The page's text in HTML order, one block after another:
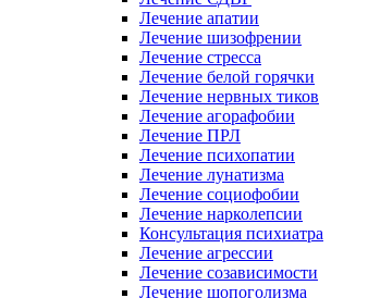
Лечение апатии
Лечение шизофрении
Лечение стресса
Лечение белой горячки
Лечение нервных тиков
Лечение агорафобии
Лечение ПРЛ
Лечение психопатии
Лечение лунатизма
Лечение социофобии
Лечение нарколепсии
Консультация психиатра
Лечение агрессии
Лечение созависимости
Лечение шопоголизма